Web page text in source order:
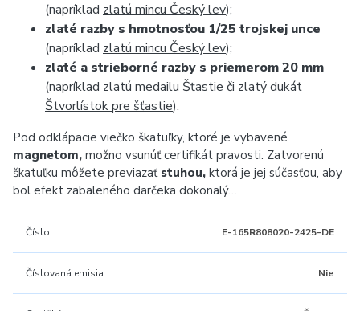
(napríklad zlatú mincu Český lev);
zlaté razby s hmotnosťou 1/25 trojskej unce
(napríklad zlatú mincu Český lev);
zlaté a strieborné razby s priemerom 20 mm
(napríklad zlatú medailu Šťastie či zlatý dukát
Štvorlístok pre šťastie).
Pod odklápacie viečko škatuľky, ktoré je vybavené
magnetom, možno vsunúť certifikát pravosti. Zatvorenú
škatuľku môžete previazať stuhou, ktorá je jej súčasťou, aby
bol efekt zabaleného darčeka dokonalý…
Číslo E-165R808020-2425-DE
Číslovaná emisia Nie